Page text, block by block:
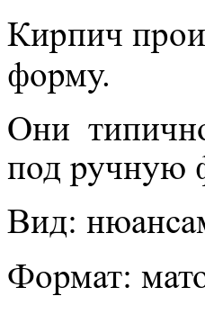
Кирпич
форму.
Они
под ручную
Вид:
Формат: